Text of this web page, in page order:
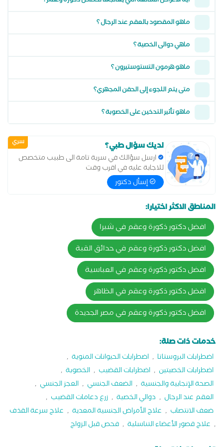
ماهو المقصود بالعقم عند الرجال ؟
ماهي دوالى الخصية ؟
ماهو هرمون التستوستيرون ؟
متى يتم اللجوء إلى الحقن المجهري؟
ماهو تأثير التدخين على الخصوبة ؟
سري لديك سؤال طبي؟
ارسل سؤالك في سرية تامة الى طبيب متخصص
للاجابة عليه في اقرب وقت
إسأل دكتور
المناطق الاكثر اختيارا:
افضل دكتور ذكورة وعقم في شبرا
افضل دكتور ذكورة وعقم في حدائق القبة
افضل دكتور ذكورة وعقم في العباسية
افضل دكتور ذكورة وعقم في الظاهر
افضل دكتور ذكورة وعقم في مصر الجديدة
خدمات ذات صلة:
اضطرابات البروستاتا , اضطرابات الحيوانات المنوية ,
اضطرابات الخصيتين , اضطرابات القضيب , الخصوبة ,
الصحة الإنجابية والجنسية , الضعف الجنسي , العجز الجنسي ,
العقم عند الرجال , دوالي الخصية , زرع دعامات القضيب ,
ضعف الانتصاب , علاج الأمراض الجنسية المعدية , علاج سرعة القذف
, علاج قصور الأعضاء التناسلية , فحص قبل الزواج